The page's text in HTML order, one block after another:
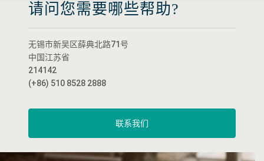
请问您需要哪些帮助?
无锡市新吴区薛典北路71号
中国江苏省
214142
(+86) 510 8528 2888
联系我们